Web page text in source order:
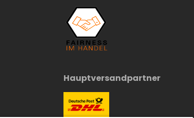
Hauptversandpartner